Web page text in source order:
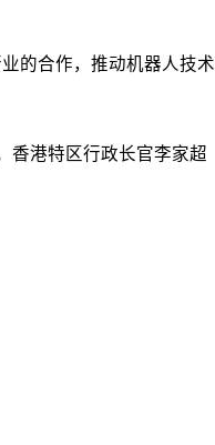
的合作，推动机器人技术
香港特区行政长官李家超